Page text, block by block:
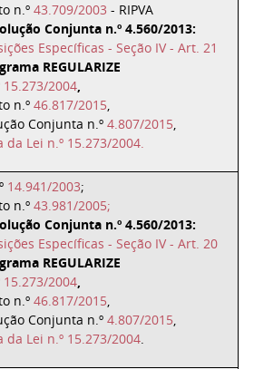
n.º 43.709/2003 - RIPVA
Conjunta n.º 4.560/2013:
Específicas - Seção IV - Art. 21
REGULARIZE
15.273/2004,
n.º 46.817/2015,
Conjunta n.º 4.807/2015,
da Lei n.º 15.273/2004.
14.941/2003;
n.º 43.981/2005;
Conjunta n.º 4.560/2013:
Específicas - Seção IV - Art. 20
REGULARIZE
15.273/2004,
n.º 46.817/2015,
Conjunta n.º 4.807/2015,
da Lei n.º 15.273/2004.